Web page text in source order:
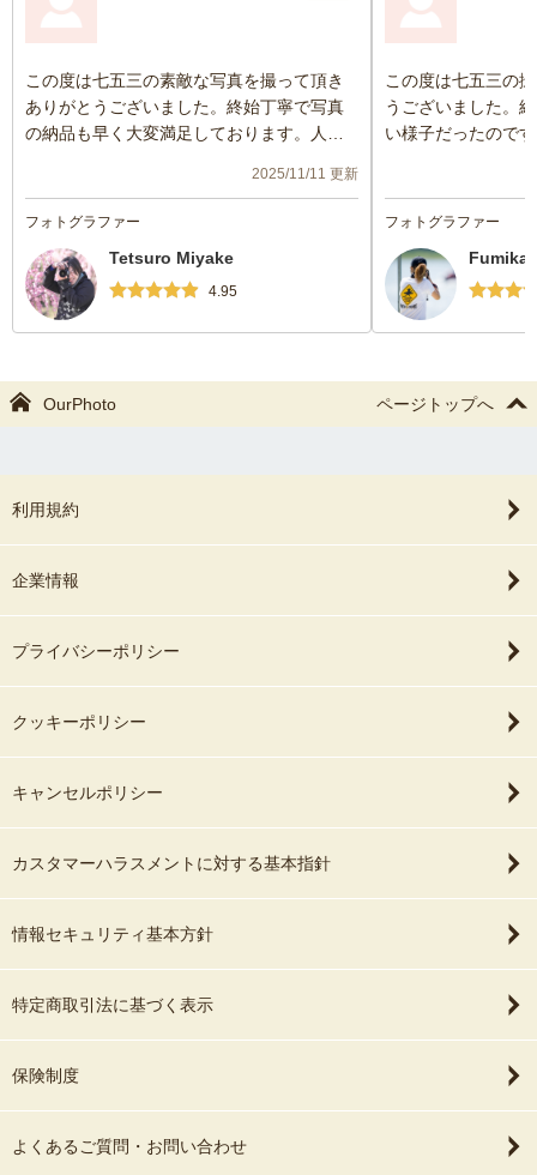
この度は七五三の素敵な写真を撮って頂き
ありがとうございました。終始丁寧で写真
の納品も早く大変満足しております。人見
撮影を終えることができました。また機会
がありましたらよろしくお願いいたしま
2025/11/11 更新
フォトグラファー
Tetsuro Miyake
4.95
この度は七五三の
うございました。
い様子だったので
くなってきてもギ
す。また機会があ
いしたいです。
本当にありがとう
フォトグラファー
OurPhoto ページトップへ
利用規約
企業情報
プライバシーポリシー
クッキーポリシー
キャンセルポリシー
カスタマーハラスメントに対する基本指針
情報セキュリティ基本方針
特定商取引法に基づく表示
保険制度
よくあるご質問・お問い合わせ